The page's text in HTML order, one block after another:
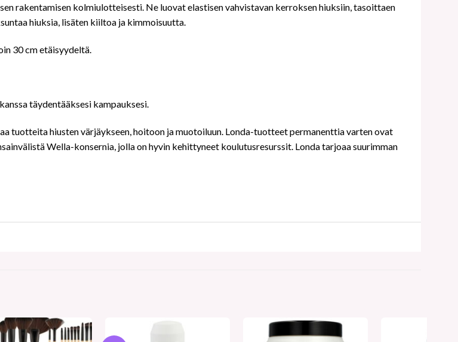
rakentamisen kolmiulotteisesti. Ne luovat elastisen vahvistavan kerroksen hiuksiin, tasoittaen
hiuksia, lisäten kiiltoa ja kimmoisuutta.
30 cm etäisyydeltä.
täydentääksesi kampauksesi.
tuotteita hiusten värjäykseen, hoitoon ja muotoiluun. Londa-tuotteet permanenttia varten ovat
Wella-konsernia, jolla on hyvin kehittyneet koulutusresurssit. Londa tarjoaa suurimman